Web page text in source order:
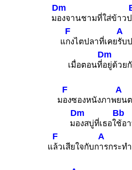
ม
Dm
องจานชามที่ใส่ข้าวป
แ
F
กงไตปลาที่เคย
A
รับ
เมื่อตอนที่
Dm
อยู่ด้ว
ม
F
องซองหนังภาพ
A
ยน
ม
Dm
องสบู่ที่เธอใ
Bb
ช้อ
แ
F
ล้วเสียใจกับก
A
ารกระท